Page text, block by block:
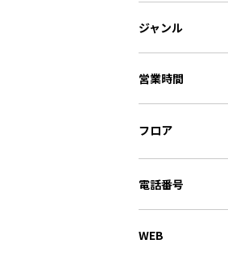
ジャンル
営業時間
フロア
電話番号
WEB